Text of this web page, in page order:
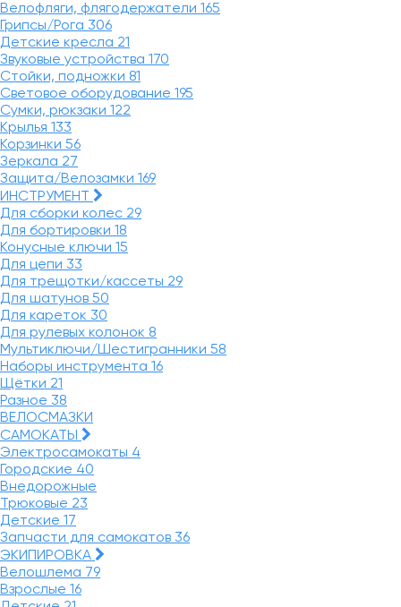
Велофляги, флягодержатели 165
Грипсы/Рога 306
Детские кресла 21
Звуковые устройства 170
Стойки, подножки 81
Световое оборудование 195
Сумки, рюкзаки 122
Крылья 133
Корзинки 56
Зеркала 27
Защита/Велозамки 169
ИНСТРУМЕНТ
Для сборки колес 29
Для бортировки 18
Конусные ключи 15
Для цепи 33
Для трещотки/кассеты 29
Для шатунов 50
Для кареток 30
Для рулевых колонок 8
Мультиключи/Шестигранники 58
Наборы инструмента 16
Щётки 21
Разное 38
ВЕЛОСМАЗКИ
САМОКАТЫ
Электросамокаты 4
Городские 40
Внедорожные
Трюковые 23
Детские 17
Запчасти для самокатов 36
ЭКИПИРОВКА
Велошлема 79
Взрослые 16